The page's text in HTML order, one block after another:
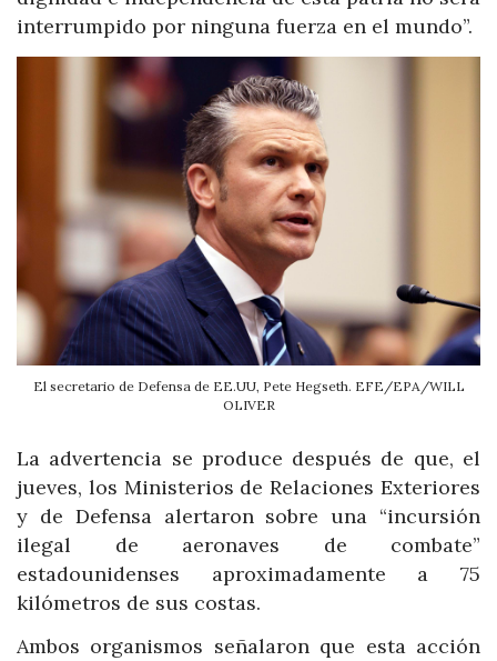
interrumpido por ninguna fuerza en el mundo”.
El secretario de Defensa de EE.UU, Pete Hegseth. EFE/EPA/WILL
OLIVER
La advertencia se produce después de que, el
jueves, los Ministerios de Relaciones Exteriores
y de Defensa alertaron sobre una “incursión
ilegal de aeronaves de combate”
estadounidenses aproximadamente a 75
kilómetros de sus costas.
Ambos organismos señalaron que esta acción